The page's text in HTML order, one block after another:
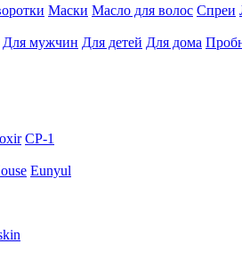
Маски Масло для волос Спреи
Для мужчин Для детей Для дома
CP-1
Eunyul